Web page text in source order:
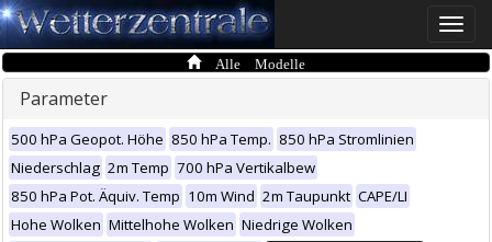
Toggle
Alle Modelle
Parameter
500 hPa Geopot. Höhe 850 hPa Temp. 850 hPa Stromlinien
Niederschlag 2m Temp 700 hPa Vertikalbew
850 hPa Pot. Äquiv. Temp 10m Wind 2m Taupunkt CAPE/LI
Hohe Wolken Mittelhohe Wolken Niedrige Wolken